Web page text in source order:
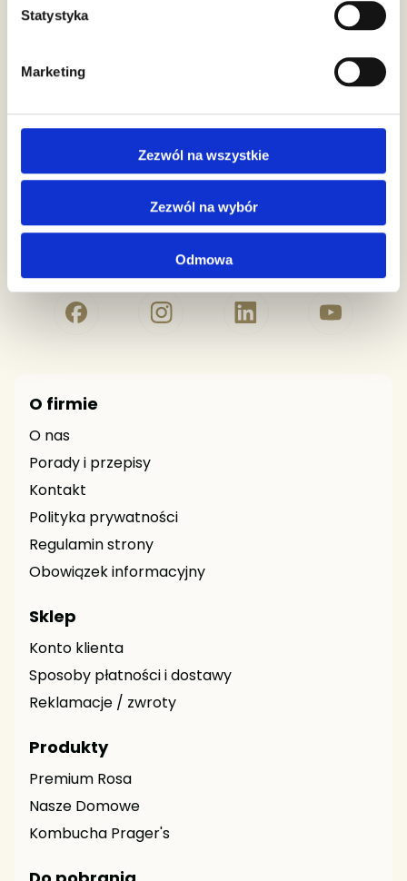
Statystyka
Marketing
Zezwól na wszystkie
Zezwól na wybór
Odmowa
biuro@premiumrosa.eu
94 1140 1010 0000 3042 4400 1001
ZAOBSERWUJ NAS!
O firmie
O nas
Porady i przepisy
Kontakt
Polityka prywatności
Regulamin strony
Obowiązek informacyjny
Sklep
Konto klienta
Sposoby płatności i dostawy
Reklamacje / zwroty
Produkty
Premium Rosa
Nasze Domowe
Kombucha Prager's